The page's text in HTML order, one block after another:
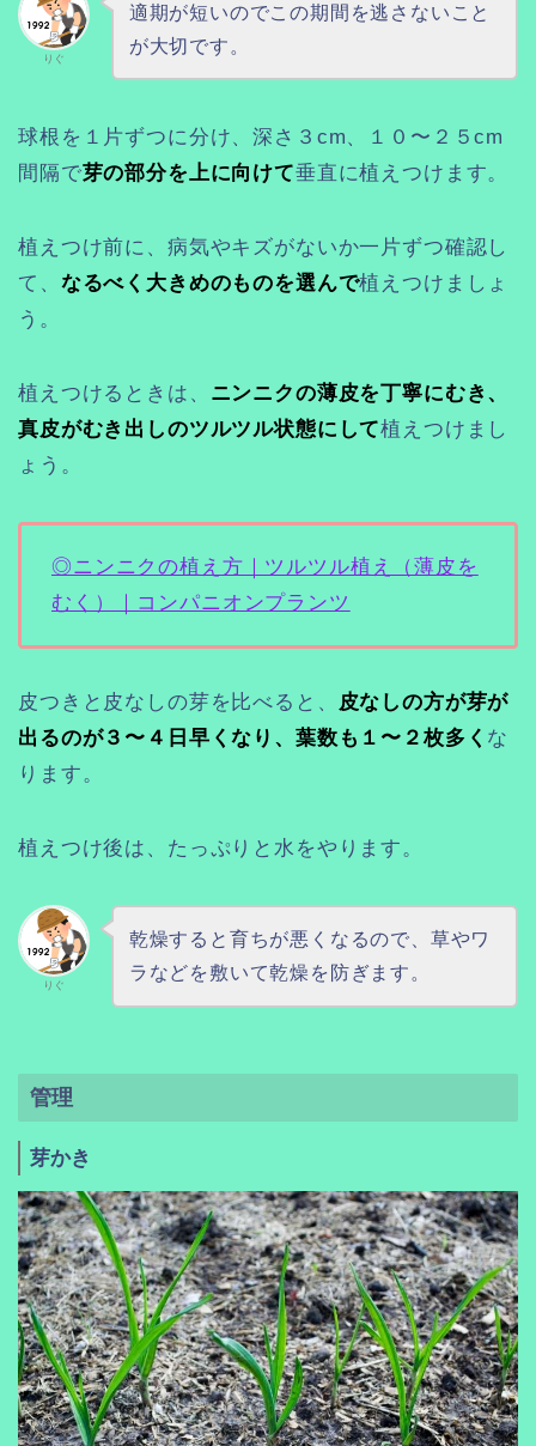
りぐ
適期が短いのでこの期間を逃さないこと
が大切です。
球根を１片ずつに分け、深さ３cm、１０〜２５cm
間隔で芽の部分を上に向けて垂直に植えつけます。
植えつけ前に、病気やキズがないか一片ずつ確認し
て、 なるべく大きめのものを選んで植えつけましょ
う。
植えつけるときは、 ニンニクの薄皮を丁寧にむき、
真皮がむき出しのツルツル状態にして植えつけまし
ょう。
◎ニンニクの植え方｜ツルツル植え（薄皮を
むく）｜コンパニオンプランツ
皮つきと皮なしの芽を比べると、 皮なしの方が芽が
出るのが３〜４日早くなり、葉数も１〜２枚多く な
ります。
植えつけ後は、たっぷりと水をやります。
りぐ
乾燥すると育ちが悪くなるので、草やワ
ラなどを敷いて乾燥を防ぎます。
管理
芽かき